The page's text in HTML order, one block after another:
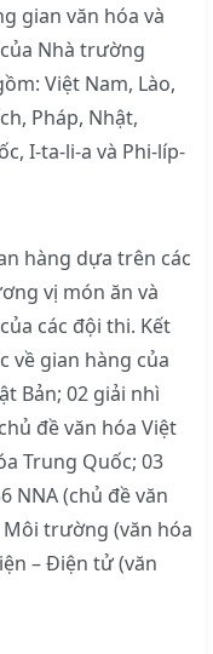
gian văn hóa và
Nhà trường
Việt Nam, Lào,
Pháp, Nhật,
I-ta-li-a và Phi-líp-
hàng dựa trên các
vị món ăn và
các đội thi. Kết
về gian hàng của
Bản; 02 giải nhì
đề văn hóa Việt
Trung Quốc; 03
NNA (chủ đề văn
Môi trường (văn hóa
– Điện tử (văn